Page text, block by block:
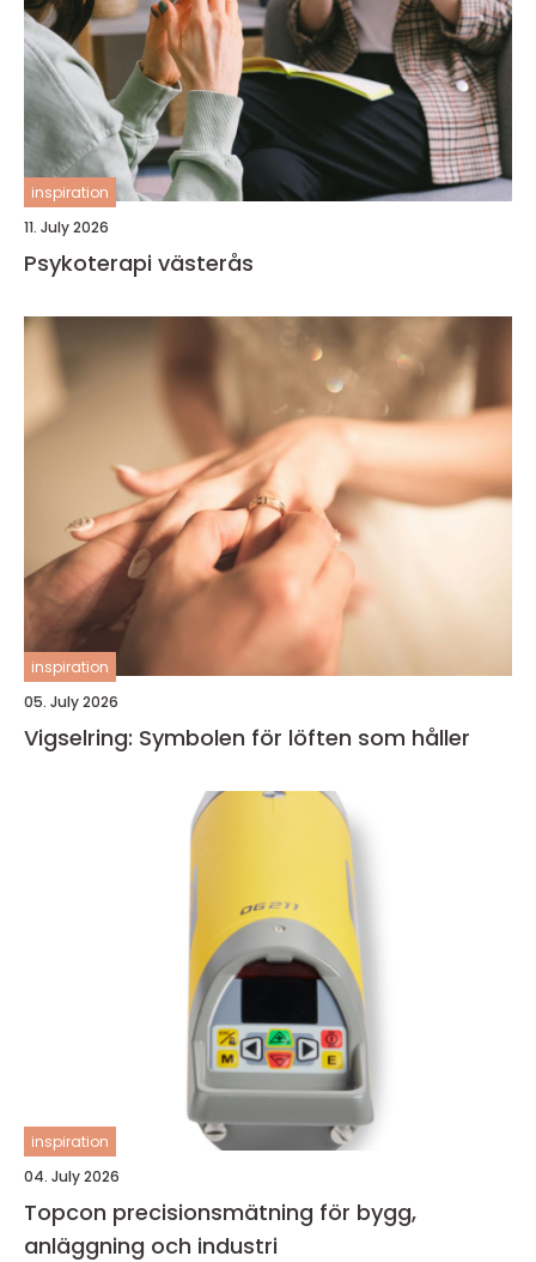
inspiration
11. July 2026
Psykoterapi västerås
inspiration
05. July 2026
Vigselring: Symbolen för löften som håller
inspiration
04. July 2026
Topcon precisionsmätning för bygg,
anläggning och industri